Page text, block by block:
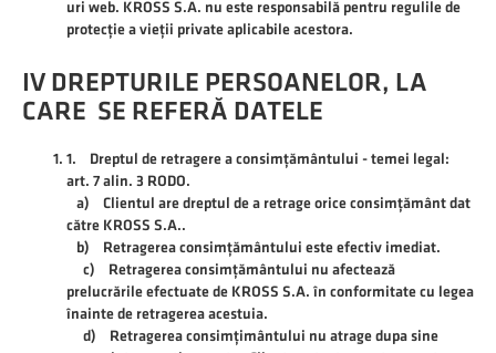
uri web. KROSS S.A. nu este responsabilă pentru regulile de
protecție a vieții private aplicabile acestora.
IV DREPTURILE PERSOANELOR, LA
CARE SE REFERĂ DATELE
1. Dreptul de retragere a consimțământului - temei legal:
art. 7 alin. 3 RODO.
a) Clientul are dreptul de a retrage orice consimțământ dat
către KROSS S.A..
b) Retragerea consimțământului este efectiv imediat.
c) Retragerea consimțământului nu afectează
prelucrările efectuate de KROSS S.A. în conformitate cu legea
înainte de retragerea acestuia.
d) Retragerea consimțimântului nu atrage dupa sine